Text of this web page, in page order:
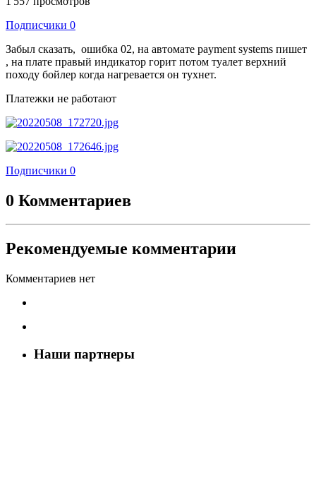
Подписчики 0
Забыл сказать, ошибка 02, на автомате payment systems пишет
, на плате правый индикатор горит потом туалет верхний
походу бойлер когда нагревается он тухнет.
Платежки не работают
Подписчики 0
0 Комментариев
Рекомендуемые комментарии
Комментариев нет
Наши партнеры